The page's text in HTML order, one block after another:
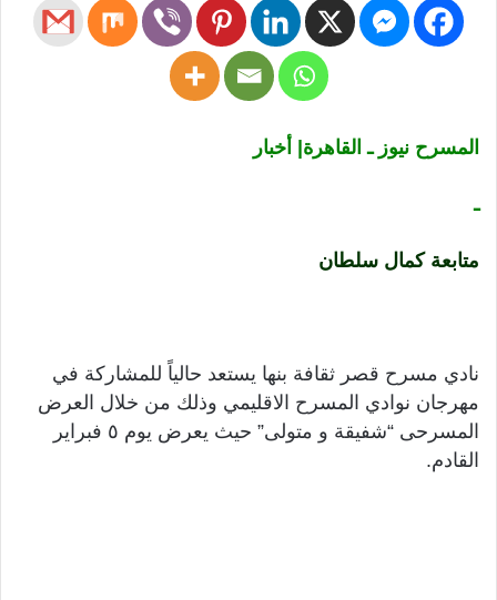
المسرح نيوز ـ القاهرة| أخبار
ـ
متابعة كمال سلطان
نادي مسرح قصر ثقافة بنها يستعد حالياً للمشاركة في
مهرجان نوادي المسرح الاقليمي وذلك من خلال العرض
المسرحى “شفيقة و متولى” حيث يعرض يوم ٥ فبراير
القادم.